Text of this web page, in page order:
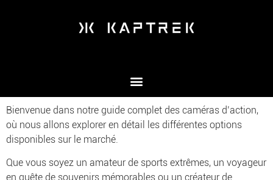
Bienvenue dans notre guide complet des caméras d’action,
où nous allons explorer en détail les différentes options
disponibles sur le marché.
Que vous soyez un amateur de sports extrêmes, un voyageur
en quête de souvenirs mémorables ou un créateur de